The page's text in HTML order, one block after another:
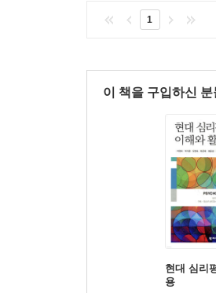
1
이 책을 구입하신
현대 심리
용